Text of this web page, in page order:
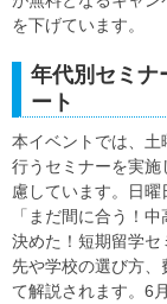
を下げています。
年代別セミナ
ート
本イベントでは、
行うセミナーを実
慮しています。日
「まだ間に合う！
決めた！短期留学
先や学校の選び方
て解説されます。6